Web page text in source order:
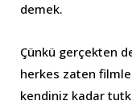
demek.
Çünkü gerçekten
herkes zaten
kendiniz kadar